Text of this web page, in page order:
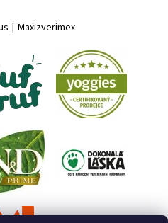
| Maxizverimex